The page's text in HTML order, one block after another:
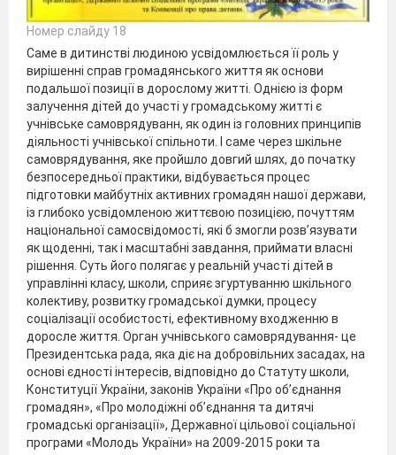
Номер слайду 18
Саме в дитинстві людиною усвідомлюється її роль у
вирішенні справ громадянського життя як основи
подальшої позиції в дорослому житті. Однією із форм
залучення дітей до участі у громадському житті є
учнівське самоврядуванн, як один із головних принципів
діяльності учнівської спільноти. І саме через шкільне
самоврядування, яке пройшло довгий шлях, до початку
безпосередньої практики, відбувається процес
підготовки майбутніх активних громадян нашої держави,
із глибоко усвідомленою життєвою позицією, почуттям
національної самосвідомості, які б змогли розв’язувати
як щоденні, так і масштабні завдання, приймати власні
рішення. Суть його полягає у реальній участі дітей в
управлінні класу, школи, сприяє згуртуванню шкільного
колективу, розвитку громадської думки, процесу
соціалізації особистості, ефективному входженню в
доросле життя. Орган учнівського самоврядування- це
Президентська рада, яка діє на добровільних засадах, на
основі єдності інтересів, відповідно до Статуту школи,
Конституції України, законів України «Про об’єднання
громадян», «Про молодіжні об’єднання та дитячі
громадські організації», Державної цільової соціальної
програми «Молодь України» на 2009-2015 роки та